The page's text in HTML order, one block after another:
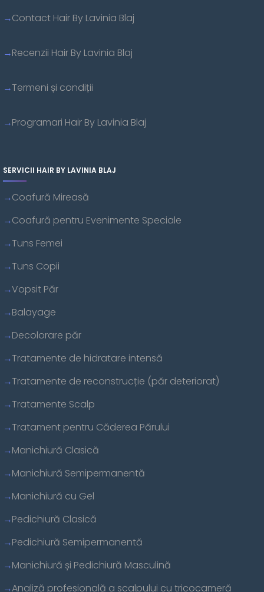
Contact Hair By Lavinia Blaj
Recenzii Hair By Lavinia Blaj
Termeni și condiții
Programari Hair By Lavinia Blaj
SERVICII HAIR BY LAVINIA BLAJ
Coafură Mireasă
Coafură pentru Evenimente Speciale
Tuns Femei
Tuns Copii
Vopsit Păr
Balayage
Decolorare păr
Tratamente de hidratare intensă
Tratamente de reconstrucție (păr deteriorat)
Tratamente Scalp
Tratament pentru Căderea Părului
Manichiură Clasică
Manichiură Semipermanentă
Manichiură cu Gel
Pedichiură Clasică
Pedichiură Semipermanentă
Manichiură și Pedichiură Masculină
Analiză profesională a scalpului cu tricocameră